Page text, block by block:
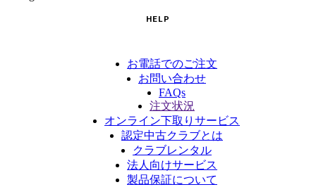
HELP
お電話でのご注文
お問い合わせ
FAQs
注文状況
オンライン下取りサービス
認定中古クラブとは
クラブレンタル
法人向けサービス
製品保証について